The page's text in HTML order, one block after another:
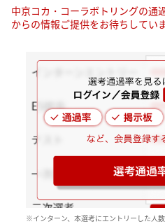
中京コカ・コーラボトリングの通
からの情報ご提供をお待ちしてい
※インターン、本選考にエントリーした人